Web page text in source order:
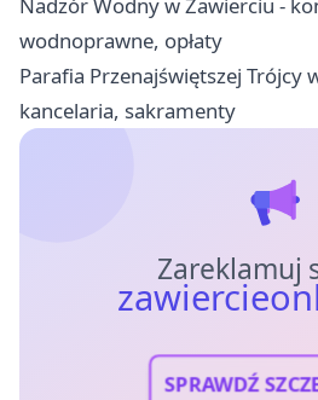
Nadzór Wodny w Zawierciu -
wodnoprawne, opłaty
Parafia Przenajświętszej Trójcy
kancelaria, sakramenty
Zareklamuj
SPRAWDŹ